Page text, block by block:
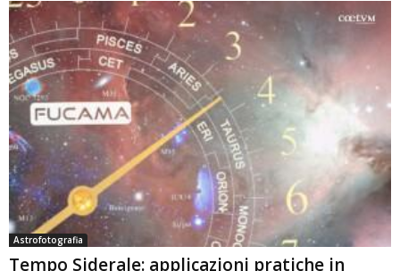
Astrofotografia
Tempo Siderale: applicazioni pratiche in